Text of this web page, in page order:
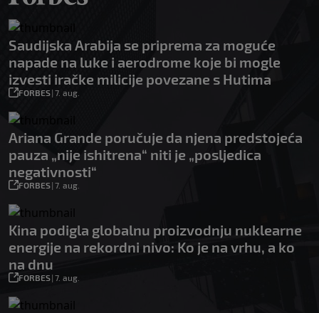
Saudijska Arabija se priprema za moguće
napade na luke i aerodrome koje bi mogle
izvesti iračke milicije povezane s Hutima
FORBES| 7. aug.
Ariana Grande poručuje da njena predstojeća
pauza „nije ishitrena“ niti je „posljedica
negativnosti“
FORBES| 7. aug.
Kina podigla globalnu proizvodnju nuklearne
energije na rekordni nivo: Ko je na vrhu, a ko
na dnu
FORBES| 7. aug.